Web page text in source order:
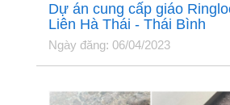
Dự án cung cấp giáo
Liên Hà Thái - Thái Bình
Ngày đăng: 06/04/2023